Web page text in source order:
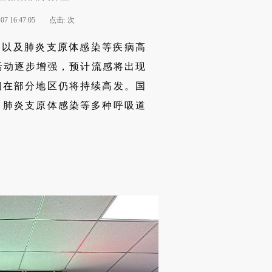
16:47:05 点击: 次
及肺炎支原体感染等疾病高
逐步增强，预计流感将出现
部分地区仍将持续高发。国
炎支原体感染等多种呼吸道